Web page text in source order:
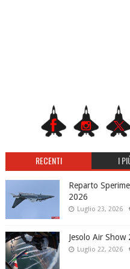
RECENTI I
Reparto
2026
Luglio 23, 2026
Jesolo Air
Luglio 22, 2026